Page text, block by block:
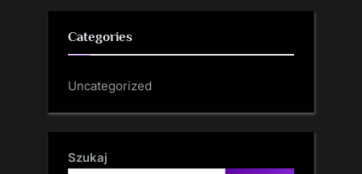
Categories
Uncategorized
Szukaj